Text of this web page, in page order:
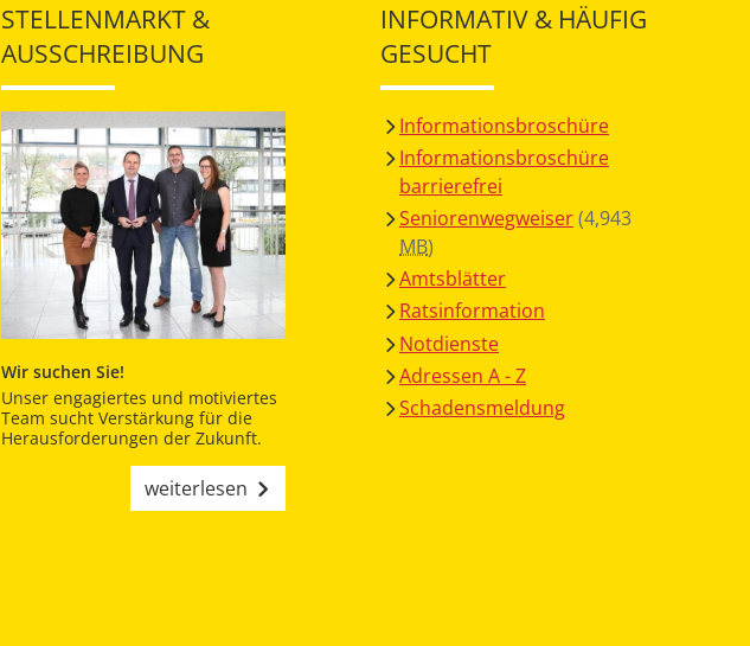
STELLENMARKT &
AUSSCHREIBUNG
Wir suchen Sie!
Unser engagiertes und motiviertes
Team sucht Verstärkung für die
Herausforderungen der Zukunft.
weiterlesen
INFORMATIV & HÄUFIG
GESUCHT
Informationsbroschüre
Informationsbroschüre
barrierefrei
Seniorenwegweiser(4,943
MB)
Amtsblätter
Ratsinformation
Notdienste
Adressen A - Z
Schadensmeldung